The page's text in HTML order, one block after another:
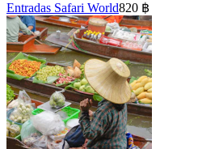
Entradas Safari World820 ฿